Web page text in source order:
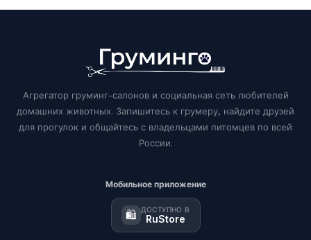
Агрегатор груминг-салонов и социальная сеть любителей
домашних животных. Запишитесь к грумеру, найдите друзей
для прогулок и общайтесь с владельцами питомцев по всей
России.
Мобильное приложение
🛍️ ДОСТУПНО В
RuStore